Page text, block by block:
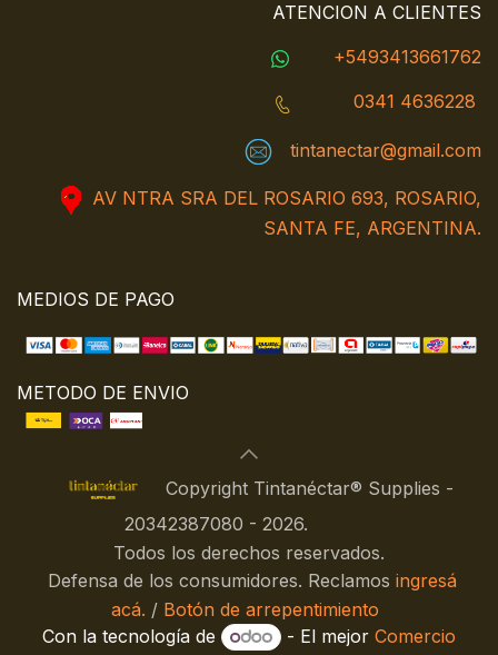
ATENCION A CLIENTES
+5493413661762
0341 4636228
tintanectar@gmail.com
AV NTRA SRA DEL ROSARIO 693, ROSARIO,
SANTA FE, ARGENTINA.
MEDIOS DE PAGO
METODO DE ENVIO
Copyright Tintanéctar® Supplies -
20342387080 - 2026.
Todos los derechos reservados.
Defensa de los consumidores. Reclamos ingresá
acá. / Botón de arrepentimiento
Con la tecnología de
- El mejorComercio